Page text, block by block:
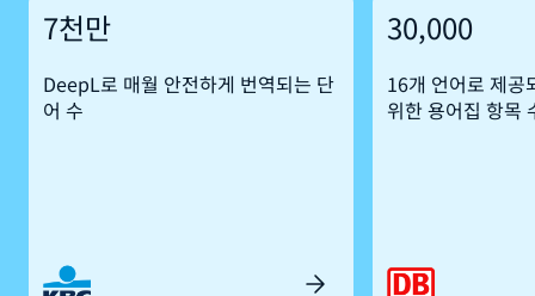
7천만
DeepL로 매월 안전하게 번역되는 단
어 수
30,000
16개 언어로 제공
위한 용어집 항목